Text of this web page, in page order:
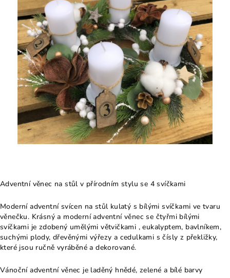
Adventní věnec na stůl v přírodním stylu se 4 svíčkami
Moderní adventní svícen na stůl kulatý s bílými svíčkami ve tvaru
věnečku. Krásný a moderní adventní věnec se čtyřmi bílými
svíčkami je zdobený umělými větvičkami , eukalyptem, bavlníkem,
suchými plody, dřevěnými výřezy a cedulkami s čísly z překližky,
které jsou ručně vyráběné a dekorované.
Vánoční adventní věnec je laděný hnědé, zelené a bílé barvy